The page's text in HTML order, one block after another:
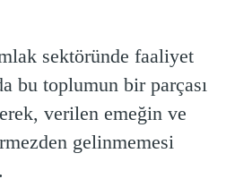
sektöründe faaliyet
bu toplumun bir parçası
verilen emeğin ve
gelinmemesi